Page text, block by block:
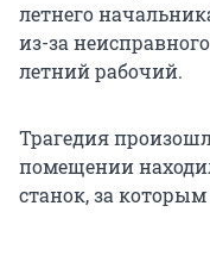
летнего
из-за
летний рабочий.
Трагедия
помещении
станок, за